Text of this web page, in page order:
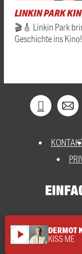
LINKIN PARK
🎬🎸 Linkin Park
Geschichte ins
play_arrow DERMOT
KISS ME